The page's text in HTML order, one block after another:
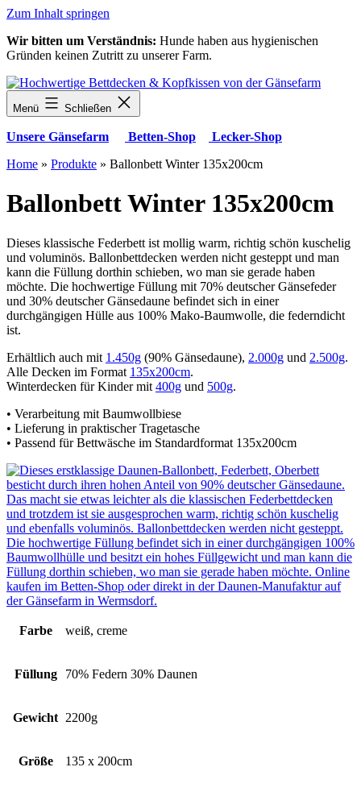
Zum Inhalt springen
Wir bitten um Verständnis: Hunde haben aus hygienischen
Gründen keinen Zutritt zu unserer Farm.
Menü Schließen
Unsere Gänsefarm Betten-Shop
Lecker-Shop
Home » Produkte » Ballonbett Winter 135x200cm
Ballonbett Winter 135x200cm
Dieses klassische Federbett ist mollig warm, richtig schön kuschelig
und voluminös. Ballonbettdecken werden nicht gesteppt und man
kann die Füllung dorthin schieben, wo man sie gerade haben
möchte. Die hochwertige Füllung mit 70% deutscher Gänsefeder
und 30% deutscher Gänsedaune befindet sich in einer
durchgängigen Hülle aus 100% Mako-Baumwolle, die federndicht
ist.
Erhältlich auch mit 1.450g (90% Gänsedaune), 2.000g und 2.500g.
Alle Decken im Format 135x200cm.
Winterdecken für Kinder mit 400g und 500g.
• Verarbeitung mit Baumwollbiese
• Lieferung in praktischer Tragetasche
• Passend für Bettwäsche im Standardformat 135x200cm
Farbe weiß, creme
Füllung 70% Federn 30% Daunen
Gewicht 2200g
Größe 135 x 200cm